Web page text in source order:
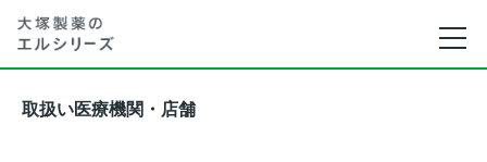
取扱い医療機関・店舗